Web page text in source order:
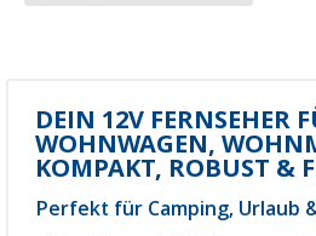
DEIN 12V FERNSEHER
WOHNWAGEN,
KOMPAKT, ROBUST &
Perfekt für Camping, Urlaub